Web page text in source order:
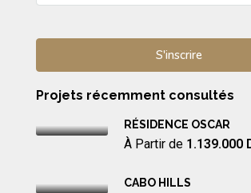
Projets récemment consultés
RÉSIDENCE OSCAR
À Partir de 1.139.000
CABO HILLS